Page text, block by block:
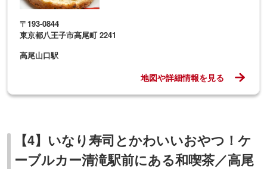
〒193-0844
東京都八王子市高尾町 2241
高尾山口駅
地図や詳細情報を見る
【4】いなり寿司とかわいいおやつ！ケ
ーブルカー清滝駅前にある和喫茶／高尾